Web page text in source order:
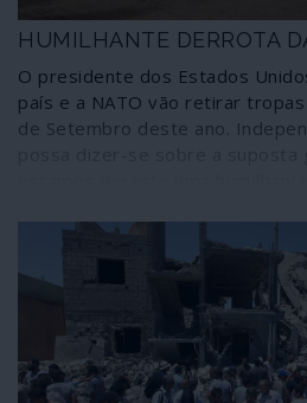
HUMILHANTE DERROTA
O presidente dos Estados
país e a NATO vão retirar
de Setembro deste ano.
martirizada nação numa
que aquela em que se
imperial se iniciou. Além disso,
já, a retirada de efectivos
abandono do teatro de
serviço dos mesmos interesses
promoveram a invasão.